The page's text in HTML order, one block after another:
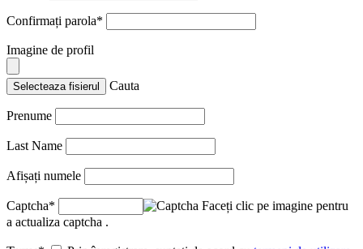
Confirmați parola*
Imagine de profil
Selecteaza fisierul Cauta
Prenume
Last Name
Afișați numele
Captcha*
Faceți clic pe imagine pentru
a actualiza captcha .